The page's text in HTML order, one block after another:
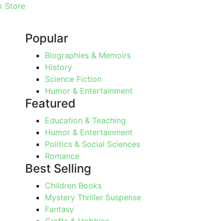
Store
Popular
Biographies & Memoirs
History
Science Fiction
Humor & Entertainment
Featured
Education & Teaching
Humor & Entertainment
Politics & Social Sciences
Romance
Best Selling
Children Books
Mystery Thriller Suspense
Fantasy